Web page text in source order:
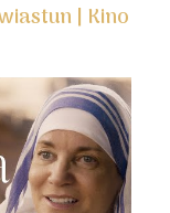
| Kino